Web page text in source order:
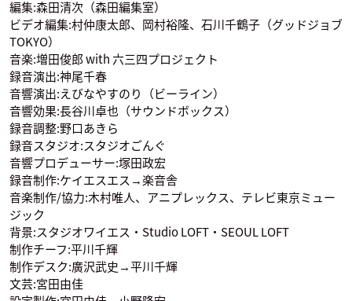
勝生真沙子
綱手
油女シノ
声優：川田紳司 声優：江原正士
日向ネジ
声優：遠近孝一
自来也 大蛇丸
編集:森田清次（森田編集室）
ビデオ編集:村仲康太郎、岡村裕隆、石川千鶴子（グッドジョブ
TOKYO）
音楽:増田俊郎 with 六三四プロジェクト
録音演出:神尾千春
音響演出:えびなやすのり（ビーライン）
音響効果:長谷川卓也（サウンドボックス）
録音調整:野口あきら
録音スタジオ:スタジオごんぐ
音響プロデューサー:塚田政宏
録音制作:ケイエスエス→楽音舎
音楽制作/協力:木村唯人、アニプレックス、テレビ東京ミュー
ジック
背景:スタジオワイエス・Studio LOFT・SEOUL LOFT
制作チーフ:平川千輝
制作デスク:廣沢武史→平川千輝
文芸:宮田由佳